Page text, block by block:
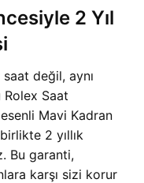
2 Yıl
değil, aynı
Saat
Mavi Kadran
2 yıllık
Bu garanti,
karşı sizi korur